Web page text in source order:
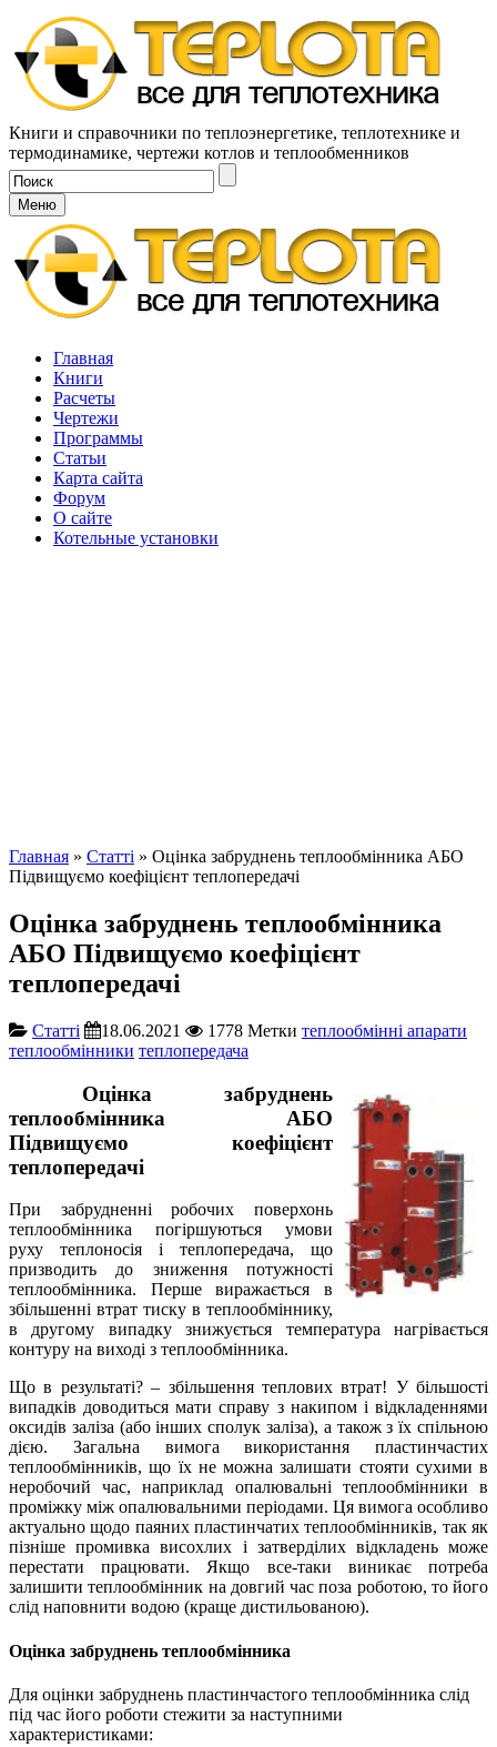
Книги и справочники по теплоэнергетике, теплотехнике и
термодинамике, чертежи котлов и теплообменников
Меню
Главная
Книги
Расчеты
Чертежи
Программы
Статьи
Карта сайта
Форум
О сайте
Котельные установки
Главная » Cтатті » Оцінка забруднень теплообмінника АБО
Підвищуємо коефіцієнт теплопередачі
Оцінка забруднень теплообмінника
АБО Підвищуємо коефіцієнт
теплопередачі
Cтатті 18.06.2021 1778 Метки теплообмінні апарати
теплообмінники теплопередача
Оцінка забруднень
теплообмінника АБО
Підвищуємо коефіцієнт
теплопередачі
При забрудненні робочих поверхонь
теплообмінника погіршуються умови
руху теплоносія і теплопередача, що
призводить до зниження потужності
теплообмінника. Перше виражається в
збільшенні втрат тиску в теплообміннику,
в другому випадку знижується температура нагрівається
контуру на виході з теплообмінника.
Що в результаті? – збільшення теплових втрат! У більшості
випадків доводиться мати справу з накипом і відкладеннями
оксидів заліза (або інших сполук заліза), а також з їх спільною
дією. Загальна вимога використання пластинчастих
теплообмінників, що їх не можна залишати стояти сухими в
неробочий час, наприклад опалювальні теплообмінники в
проміжку між опалювальними періодами. Ця вимога особливо
актуально щодо паяних пластинчатих теплообмінників, так як
пізніше промивка висохлих і затверділих відкладень може
перестати працювати. Якщо все-таки виникає потреба
залишити теплообмінник на довгий час поза роботою, то його
слід наповнити водою (краще дистильованою).
Оцінка забруднень теплообмінника
Для оцінки забруднень пластинчастого теплообмінника слід
під час його роботи стежити за наступними
характеристиками: